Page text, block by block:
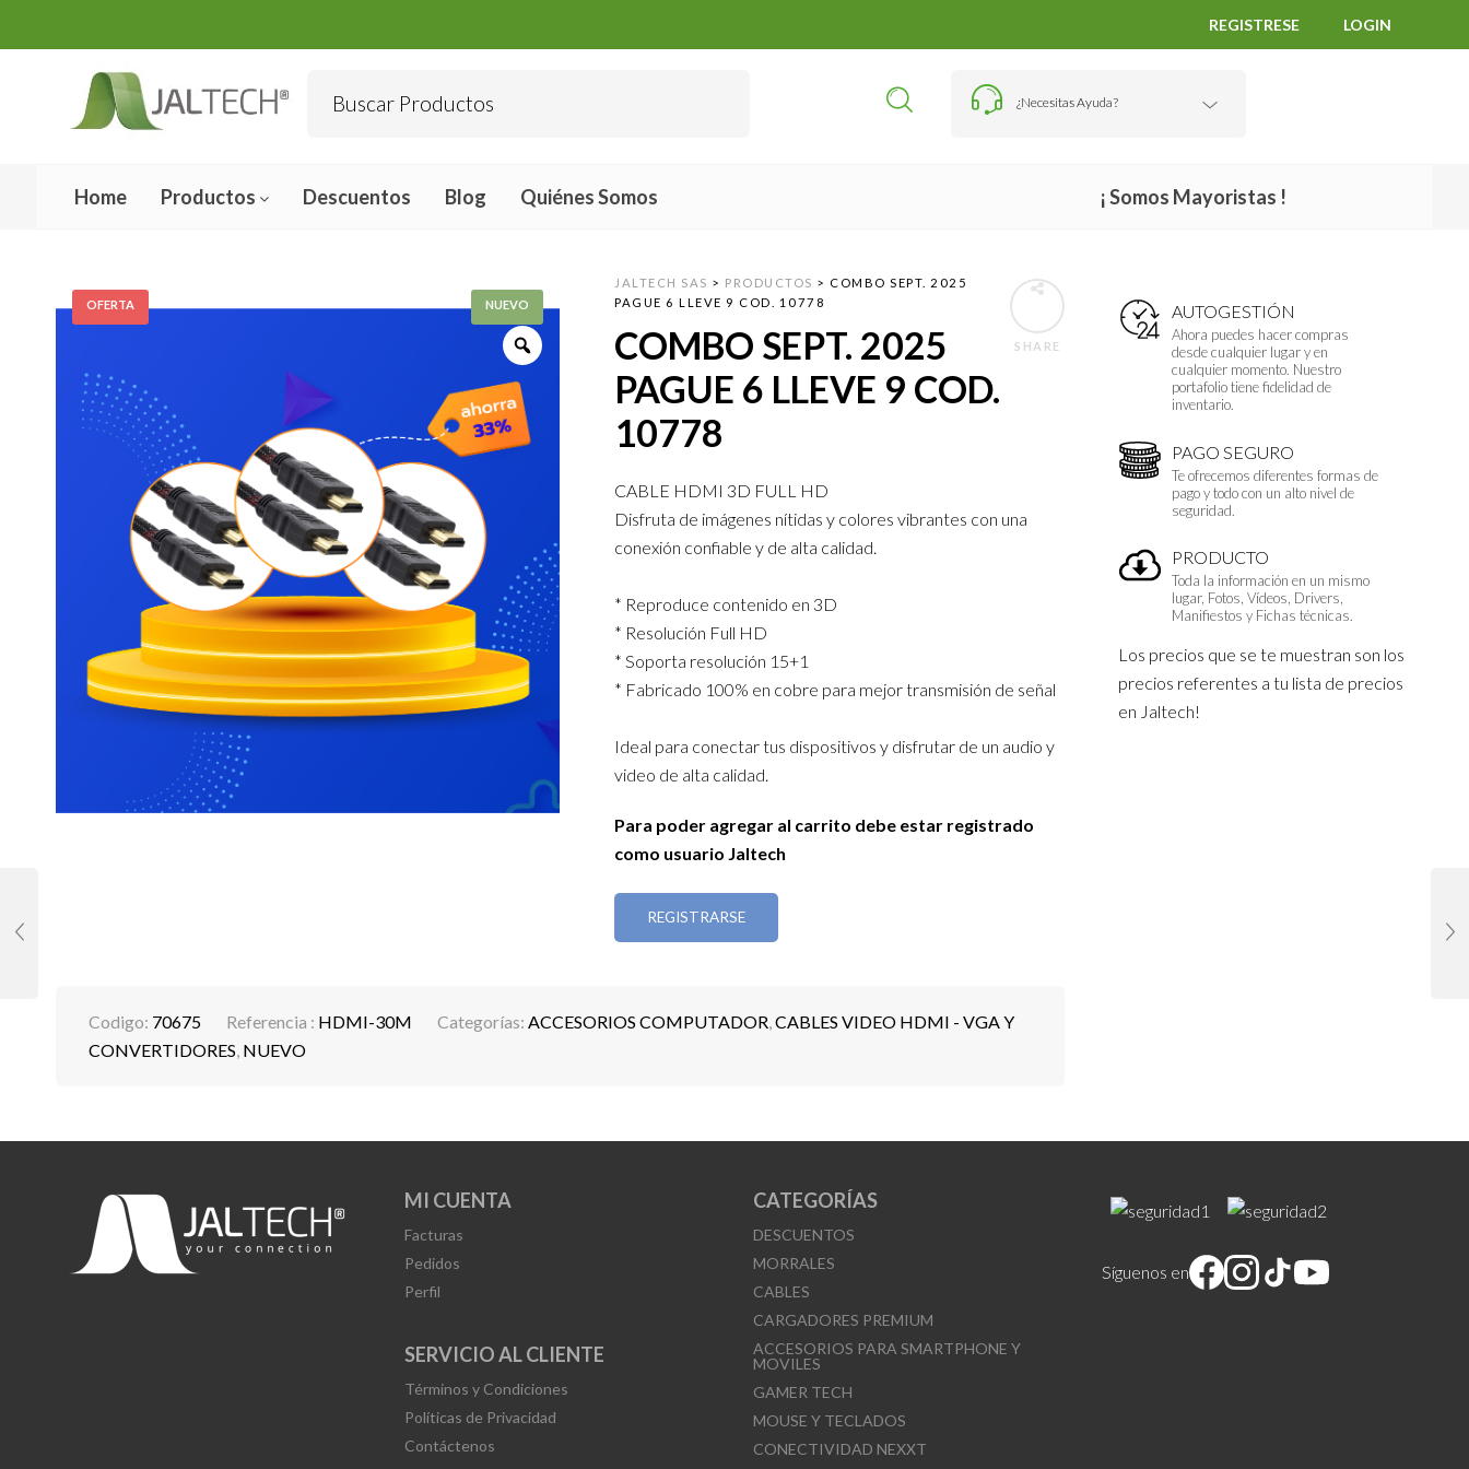
REGISTRESE LOGIN
¿Necesitas Ayuda?
Home Productos Descuentos Blog Quiénes Somos ¡ Somos Mayoristas !
AUTOGESTIÓN
Ahora puedes hacer compras
desde cualquier lugar y en
cualquier momento. Nuestro
portafolio tiene fidelidad de
inventario.
PAGO SEGURO
Te ofrecemos diferentes formas de
pago y todo con un alto nivel de
seguridad.
PRODUCTO
Toda la información en un mismo
lugar, Fotos, Vídeos, Drivers,
Manifiestos y Fichas técnicas.
Los precios que se te muestran son los
precios referentes a tu lista de precios
en Jaltech!
SHARE
JALTECH SAS > PRODUCTOS > COMBO SEPT. 2025
PAGUE 6 LLEVE 9 COD. 10778
COMBO SEPT. 2025
PAGUE 6 LLEVE 9 COD.
10778
CABLE HDMI 3D FULL HD
Disfruta de imágenes nítidas y colores vibrantes con una
conexión confiable y de alta calidad.
* Reproduce contenido en 3D
* Resolución Full HD
* Soporta resolución 15+1
* Fabricado 100% en cobre para mejor transmisión de señal
Ideal para conectar tus dispositivos y disfrutar de un audio y
video de alta calidad.
Para poder agregar al carrito debe estar registrado
como usuario Jaltech
REGISTRARSE
Codigo: 70675 Referencia : HDMI-30M Categorías: ACCESORIOS COMPUTADOR,CABLES VIDEO HDMI - VGA Y
CONVERTIDORES, NUEVO
MI CUENTA
Facturas
Pedidos
Perfil
SERVICIO AL CLIENTE
Términos y Condiciones
Políticas de Privacidad
Contáctenos
CATEGORÍAS
DESCUENTOS
MORRALES
CABLES
CARGADORES PREMIUM
ACCESORIOS PARA SMARTPHONE Y
MOVILES
GAMER TECH
MOUSE Y TECLADOS
CONECTIVIDAD NEXXT
Síguenos en